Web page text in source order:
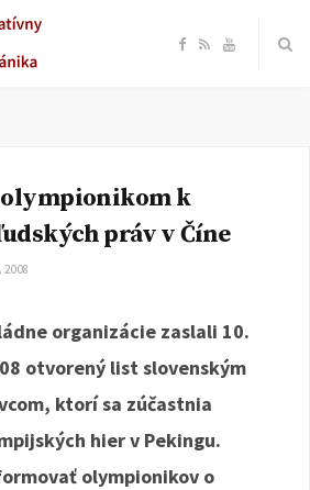
F
e
o
R Y
e
k
práv v Číne
2008
organizácie zaslali 10.
otvorený list slovenským
ktorí sa zúčastnia
hier v Pekingu.
olympionikov o